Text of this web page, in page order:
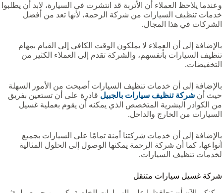
وعندما يلاحظ العملاء أن الأتربة قد انتشرت في السيارة، لابد أن يطلبوا
خدمات تنظيف السيارات من شركة الرحمة، لأنها تعد من أفضل
الشركات في هذا المجال.
بالإضافة إلى أن العملاء لا يملكون الوقت الكافي إلى القيام بمهام
تنظيف السيارات بأنفسهم، والشركة تقدم إلى العملاء الكثير من
التخفيضات.
بالإضافة إلى أن خدمات تنظيف السيارات أصبحت من الأمور السهلة
حيث أن شركة تنظيف سيارات بالجبيل قادرة على أن تستعين بفريق
من الكوادر البشرية المتخصص الذي يمكنه أن يقوم بعملية غسيل
السيارات من الخارج والداخل.
بالإضافة إلى أن خدمات شركتنا أمنة تمامًا على السيارات بجميع
أنواعها، كما أن شركة الرحمة يمكنها الوصول إلى الحلول المثالية
لخدمات تنظيف السيارات.
شركة غسيل سيارات متنقل